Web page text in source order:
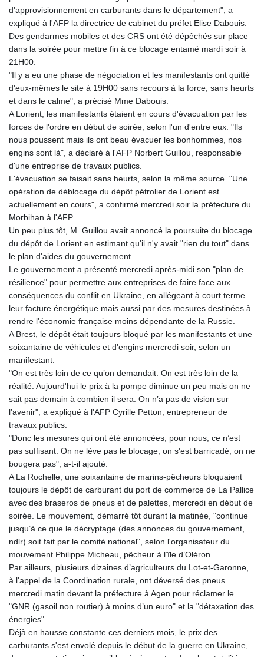
d'approvisionnement en carburants dans le département", a
expliqué à l'AFP la directrice de cabinet du préfet Elise Dabouis.
Des gendarmes mobiles et des CRS ont été dépêchés sur place
dans la soirée pour mettre fin à ce blocage entamé mardi soir à
21H00.
"Il y a eu une phase de négociation et les manifestants ont quitté
d'eux-mêmes le site à 19H00 sans recours à la force, sans heurts
et dans le calme", a précisé Mme Dabouis.
A Lorient, les manifestants étaient en cours d'évacuation par les
forces de l'ordre en début de soirée, selon l'un d'entre eux. "Ils
nous poussent mais ils ont beau évacuer les bonhommes, nos
engins sont là", a déclaré à l'AFP Norbert Guillou, responsable
d'une entreprise de travaux publics.
L'évacuation se faisait sans heurts, selon la même source. "Une
opération de déblocage du dépôt pétrolier de Lorient est
actuellement en cours", a confirmé mercredi soir la préfecture du
Morbihan à l'AFP.
Un peu plus tôt, M. Guillou avait annoncé la poursuite du blocage
du dépôt de Lorient en estimant qu'il n'y avait "rien du tout" dans
le plan d'aides du gouvernement.
Le gouvernement a présenté mercredi après-midi son "plan de
résilience" pour permettre aux entreprises de faire face aux
conséquences du conflit en Ukraine, en allégeant à court terme
leur facture énergétique mais aussi par des mesures destinées à
rendre l'économie française moins dépendante de la Russie.
A Brest, le dépôt était toujours bloqué par les manifestants et une
soixantaine de véhicules et d'engins mercredi soir, selon un
manifestant.
"On est très loin de ce qu’on demandait. On est très loin de la
réalité. Aujourd'hui le prix à la pompe diminue un peu mais on ne
sait pas demain à combien il sera. On n’a pas de vision sur
l’avenir", a expliqué à l'AFP Cyrille Petton, entrepreneur de
travaux publics.
"Donc les mesures qui ont été annoncées, pour nous, ce n’est
pas suffisant. On ne lève pas le blocage, on s'est barricadé, on ne
bougera pas", a-t-il ajouté.
A La Rochelle, une soixantaine de marins-pêcheurs bloquaient
toujours le dépôt de carburant du port de commerce de La Pallice
avec des braseros de pneus et de palettes, mercredi en début de
soirée. Le mouvement, démarré tôt durant la matinée, "continue
jusqu’à ce que le décryptage (des annonces du gouvernement,
ndlr) soit fait par le comité national", selon l'organisateur du
mouvement Philippe Micheau, pêcheur à l’île d’Oléron.
Par ailleurs, plusieurs dizaines d’agriculteurs du Lot-et-Garonne,
à l'appel de la Coordination rurale, ont déversé des pneus
mercredi matin devant la préfecture à Agen pour réclamer le
"GNR (gasoil non routier) à moins d’un euro" et la "détaxation des
énergies".
Déjà en hausse constante ces derniers mois, le prix des
carburants s'est envolé depuis le début de la guerre en Ukraine,